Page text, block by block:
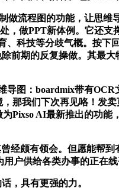
流程图的功能，让思维
，做PPT新体例。它还
、科技等分歧气概。按
前期的反复操做。其最
：boardmix带有OCR文
那我们下次再见咯！发
Pixso AI最新推出的功
颇有领会。但愿能帮到
户供给各类办事的正在
，具有更强的力。